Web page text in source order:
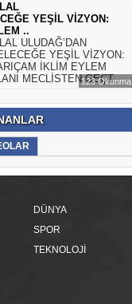
YEŞİL VİZYON:
..
ULUDAĞ’DAN
YEŞİL VİZYON:
İKLİM EYLEM
MECLİSTEN GEÇT..
123 Okunma
DÜNYA
SPOR
TEKNOLOJİ